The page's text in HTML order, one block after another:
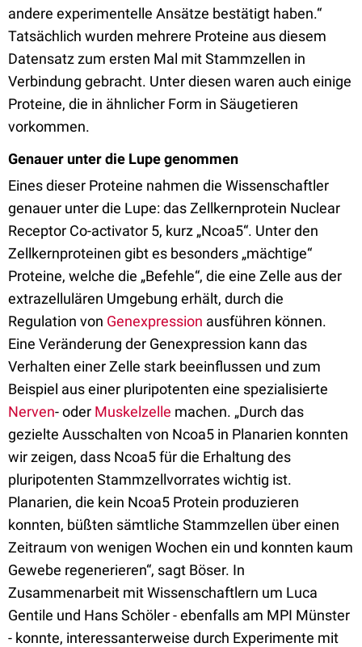
andere experimentelle Ansätze bestätigt haben.“
Tatsächlich wurden mehrere Proteine aus diesem
Datensatz zum ersten Mal mit Stammzellen in
Verbindung gebracht. Unter diesen waren auch einige
Proteine, die in ähnlicher Form in Säugetieren
vorkommen.
Genauer unter die Lupe genommen
Eines dieser Proteine nahmen die Wissenschaftler
genauer unter die Lupe: das Zellkernprotein Nuclear
Receptor Co-activator 5, kurz „Ncoa5“. Unter den
Zellkernproteinen gibt es besonders „mächtige“
Proteine, welche die „Befehle“, die eine Zelle aus der
extrazellulären Umgebung erhält, durch die
Regulation von Genexpression ausführen können.
Eine Veränderung der Genexpression kann das
Verhalten einer Zelle stark beeinflussen und zum
Beispiel aus einer pluripotenten eine spezialisierte
Nerven- oder Muskelzelle machen. „Durch das
gezielte Ausschalten von Ncoa5 in Planarien konnten
wir zeigen, dass Ncoa5 für die Erhaltung des
pluripotenten Stammzellvorrates wichtig ist.
Planarien, die kein Ncoa5 Protein produzieren
konnten, büßten sämtliche Stammzellen über einen
Zeitraum von wenigen Wochen ein und konnten kaum
Gewebe regenerieren“, sagt Böser. In
Zusammenarbeit mit Wissenschaftlern um Luca
Gentile und Hans Schöler - ebenfalls am MPI Münster
- konnte, interessanterweise durch Experimente mit